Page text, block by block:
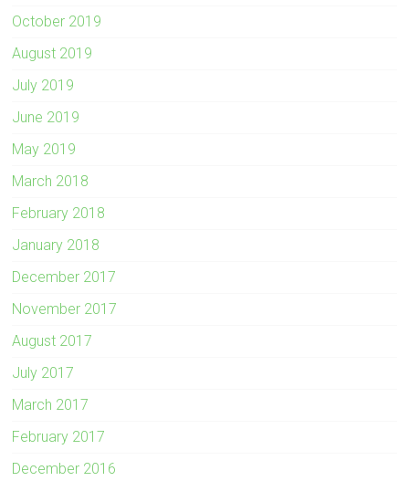
October 2019
August 2019
July 2019
June 2019
May 2019
March 2018
February 2018
January 2018
December 2017
November 2017
August 2017
July 2017
March 2017
February 2017
December 2016